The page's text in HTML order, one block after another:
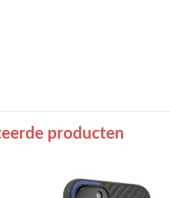
producten